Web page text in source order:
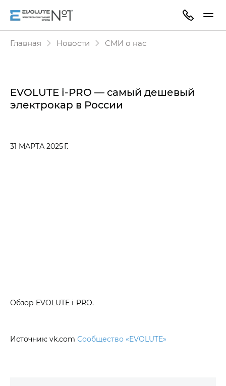
Главная Новости СМИ о нас
EVOLUTE i‑PRO — самый дешевый
электрокар в России
31 МАРТА 2025 Г.
Обзор EVOLUTE i‑PRO.
Источник: vk.com Сообщество «EVOLUTE»